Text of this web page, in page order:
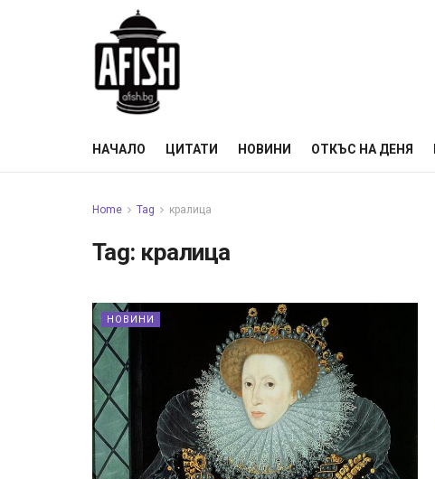
НАЧАЛО ЦИТАТИ НОВИНИ ОТКЪС НА ДЕНЯ
Home Tag кралица
Tag: кралица
НОВИНИ